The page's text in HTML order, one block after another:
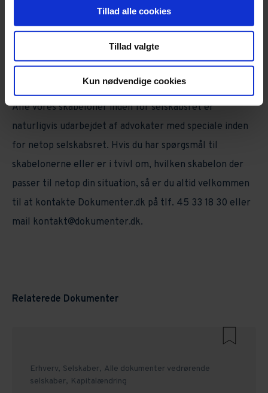
Tillad alle cookies
Tillad valgte
Kun nødvendige cookies
til vedtægter for både ApS og A/S.Find skabelon til
kapitalforhøjelse her.
Skal du lave en kapitalnedsættelse, sålæs mere her om
kapitalnedsættelse.
Alle vores skabeloner inden for selskabsret er
naturligvis udarbejdet af advokater med speciale inden
for netop selskabsret. Hvis du har spørgsmål til
skabelonerne eller er i tvivl om, hvilken skabelon der
passer til netop din situation, så er du altid velkommen
til at kontakte Dokumenter.dk på tlf. 45 33 18 30 eller
mail kontakt@dokumenter.dk.
Relaterede Dokumenter
Erhverv, Selskaber, Alle dokumenter vedrørende
selskaber, Kapitalændring